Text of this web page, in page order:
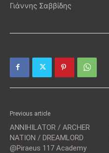
Γιάννης Σαββίδης
Previous article
ANNIHILATOR / ARCHER
NATION / DREAMLORD
@Piraeus 117 Academy